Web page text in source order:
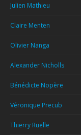
Julien Mathieu
Claire Menten
Olivier Nanga
Alexander Nicholls
Bénédicte Nopère
Véronique Precub
Thierry Ruelle